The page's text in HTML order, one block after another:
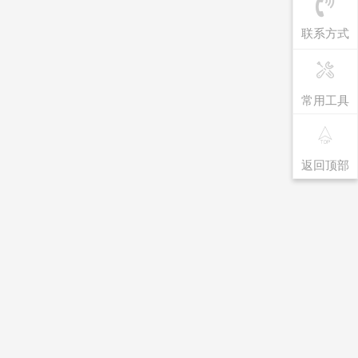
联系方式
常用工具
返回顶部